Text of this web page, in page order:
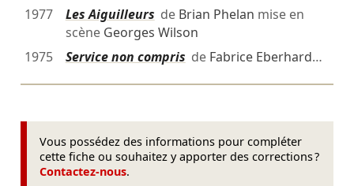
1977
Les Aiguilleurs de Brian Phelan mise en
scène Georges Wilson
1975
Service non compris de Fabrice Eberhard…
Vous possédez des informations pour compléter
cette fiche ou souhaitez y apporter des corrections ?
Contactez-nous.